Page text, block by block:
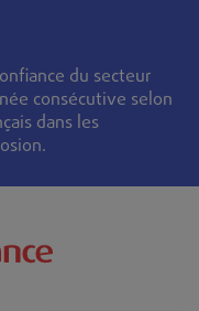
du secteur
consécutive selon
dans les